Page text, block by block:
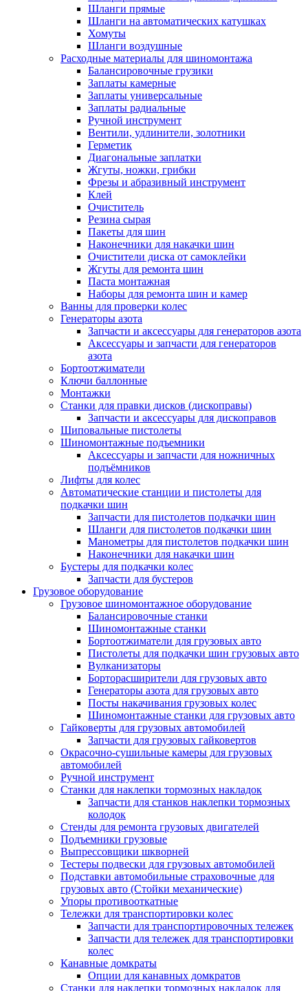
Шланги прямые
Шланги на автоматических катушках
Хомуты
Шланги воздушные
Расходные материалы для шиномонтажа
Балансировочные грузики
Заплаты камерные
Заплаты универсальные
Заплаты радиальные
Ручной инструмент
Вентили, удлинители, золотники
Герметик
Диагональные заплатки
Жгуты, ножки, грибки
Фрезы и абразивный инструмент
Клей
Очиститель
Резина сырая
Пакеты для шин
Наконечники для накачки шин
Очистители диска от самоклейки
Жгуты для ремонта шин
Паста монтажная
Наборы для ремонта шин и камер
Ванны для проверки колес
Генераторы азота
Запчасти и аксессуары для генераторов азота
Аксессуары и запчасти для генераторов
азота
Бортоотжиматели
Ключи баллонные
Монтажки
Станки для правки дисков (дископравы)
Запчасти и аксессуары для дископравов
Шиповальные пистолеты
Шиномонтажные подъемники
Аксессуары и запчасти для ножничных
подъёмников
Лифты для колес
Автоматические станции и пистолеты для
подкачки шин
Запчасти для пистолетов подкачки шин
Шланги для пистолетов подкачки шин
Манометры для пистолетов подкачки шин
Наконечники для накачки шин
Бустеры для подкачки колес
Запчасти для бустеров
Грузовое оборудование
Грузовое шиномонтажное оборудование
Балансировочные станки
Шиномонтажные станки
Бортоотжиматели для грузовых авто
Пистолеты для подкачки шин грузовых авто
Вулканизаторы
Борторасширители для грузовых авто
Генераторы азота для грузовых авто
Посты накачивания грузовых колес
Шиномонтажные станки для грузовых авто
Гайковерты для грузовых автомобилей
Запчасти для грузовых гайковертов
Окрасочно-сушильные камеры для грузовых
автомобилей
Ручной инструмент
Станки для наклепки тормозных накладок
Запчасти для станков наклепки тормозных
колодок
Стенды для ремонта грузовых двигателей
Подъемники грузовые
Выпрессовщики шкворней
Тестеры подвески для грузовых автомобилей
Подставки автомобильные страховочные для
грузовых авто (Стойки механические)
Упоры противооткатные
Тележки для транспортировки колес
Запчасти для транспортировочных тележек
Запчасти для тележек для транспортировки
колес
Канавные домкраты
Опции для канавных домкратов
Станки для наклепки тормозных накладок для